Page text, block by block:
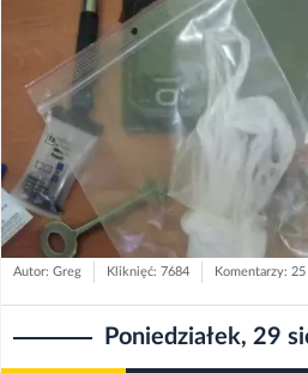
Autor: Greg Kliknięć: 7684 Komentarzy: 25
Poniedziałek, 29